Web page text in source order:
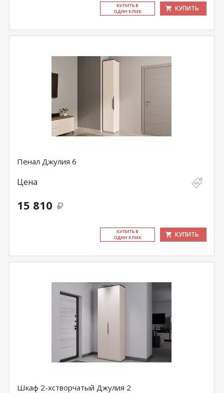
КУ­ПИТЬ В
ОДИН КЛИК
КУПИТЬ
Пенал Джулия 6
Цена
15 810
КУ­ПИТЬ В
ОДИН КЛИК
КУПИТЬ
Шкаф 2-хстворчатый Джулия 2